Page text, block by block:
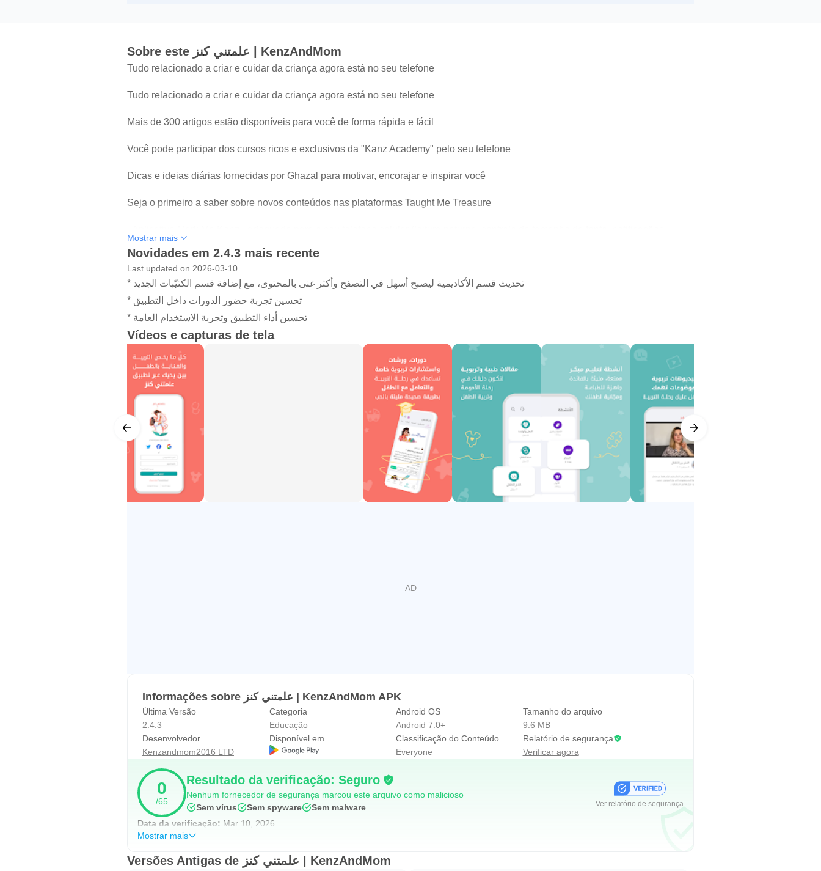
Sobre este علمتني كنز | KenzAndMom
Tudo relacionado a criar e cuidar da criança agora está no seu telefone
Tudo relacionado a criar e cuidar da criança agora está no seu telefone
Mais de 300 artigos estão disponíveis para você de forma rápida e fácil
Você pode participar dos cursos ricos e exclusivos da "Kanz Academy" pelo seu telefone
Dicas e ideias diárias fornecidas por Ghazal para motivar, encorajar e inspirar você
Seja o primeiro a saber sobre novos conteúdos nas plataformas Taught Me Treasure
especiais)
Ative o botão de notificações para se manter sempre informado sobre tudo o que há de novo e especial, que interessa a você e seu
filho
Mostrar mais
Novidades em 2.4.3 mais recente
Last updated on 2026-03-10
* تحديث قسم الأكاديمية ليصبح أسهل في التصفح وأكثر غنى بالمحتوى، مع إضافة قسم الكتيّبات الجديد
* تحسين تجربة حضور الدورات داخل التطبيق
* تحسين أداء التطبيق وتجربة الاستخدام العامة
Vídeos e capturas de tela
Informações sobre علمتني كنز | KenzAndMom APK
Última Versão
2.4.3
Categoria
Educação
Android OS
Android 7.0+
Tamanho do arquivo
9.6 MB
Desenvolvedor
Kenzandmom2016 LTD
Disponível em
Classificação do Conteúdo
Everyone
Relatório de segurança
Verificar agora
0
/65
Resultado da verificação: Seguro
Nenhum fornecedor de segurança marcou este arquivo como malicioso
Sem vírus
Sem spyware
Sem malware
Data da verificação: Mar 10, 2026
Mostrar mais
Ver relatório de segurança
Versões Antigas de علمتني كنز | KenzAndMom